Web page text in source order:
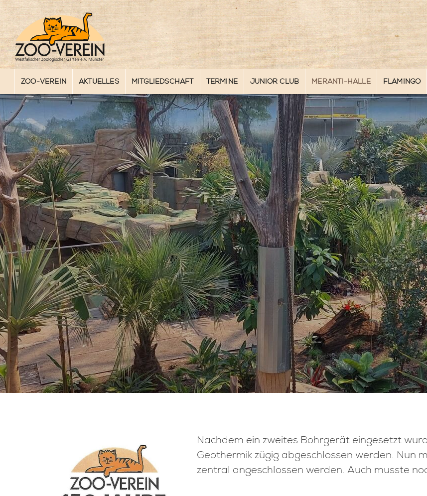
ZOO-VEREIN AKTUELLES MITGLIEDSCHAFT TERMINE JUNIOR CLUB MERANTI-HALLE FLAMINGO
Nachdem ein zweites Bohrgerät eingesetzt
Geothermik zügig abgeschlossen werden. Nun
zentral angeschlossen werden. Auch musste